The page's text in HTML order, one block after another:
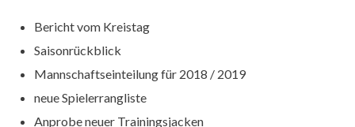
Bericht vom Kreistag
Saisonrückblick
Mannschaftseinteilung für 2018 / 2019
neue Spielerrangliste
Anprobe neuer Trainingsjacken